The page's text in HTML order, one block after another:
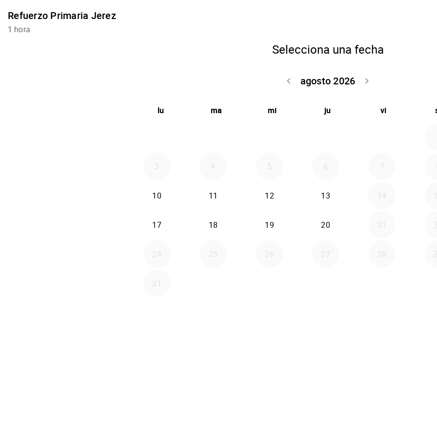
Refuerzo Primaria Jerez
1 hora
Selecciona una fecha
agosto 2026
keyboard_arrow_left
keyboard_arrow_right
lu ma mi ju vi
3 4 5 6 7
10 11 12 13 14
17 18 19 20 21
24 25 26 27 28
31